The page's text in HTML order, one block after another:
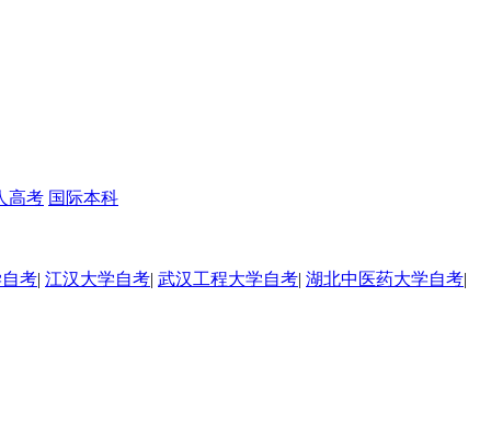
高考 国际本科
考| 江汉大学自考| 武汉工程大学自考| 湖北中医药大学自考|